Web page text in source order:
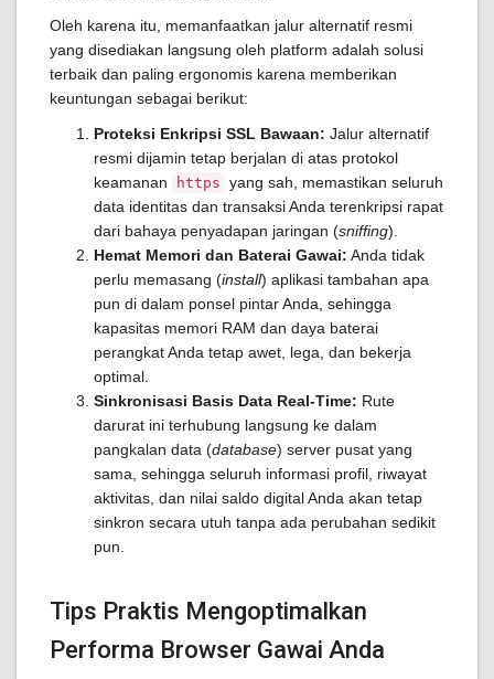
Oleh karena itu, memanfaatkan jalur alternatif resmi
yang disediakan langsung oleh platform adalah solusi
terbaik dan paling ergonomis karena memberikan
keuntungan sebagai berikut:
Proteksi Enkripsi SSL Bawaan: Jalur alternatif
resmi dijamin tetap berjalan di atas protokol
keamanan
https yang sah, memastikan seluruh
data identitas dan transaksi Anda terenkripsi rapat
dari bahaya penyadapan jaringan (sniffing).
Hemat Memori dan Baterai Gawai: Anda tidak
perlu memasang (install) aplikasi tambahan apa
pun di dalam ponsel pintar Anda, sehingga
kapasitas memori RAM dan daya baterai
perangkat Anda tetap awet, lega, dan bekerja
optimal.
Sinkronisasi Basis Data Real-Time: Rute
darurat ini terhubung langsung ke dalam
pangkalan data (database) server pusat yang
sama, sehingga seluruh informasi profil, riwayat
aktivitas, dan nilai saldo digital Anda akan tetap
sinkron secara utuh tanpa ada perubahan sedikit
pun.
Tips Praktis Mengoptimalkan
Performa Browser Gawai Anda